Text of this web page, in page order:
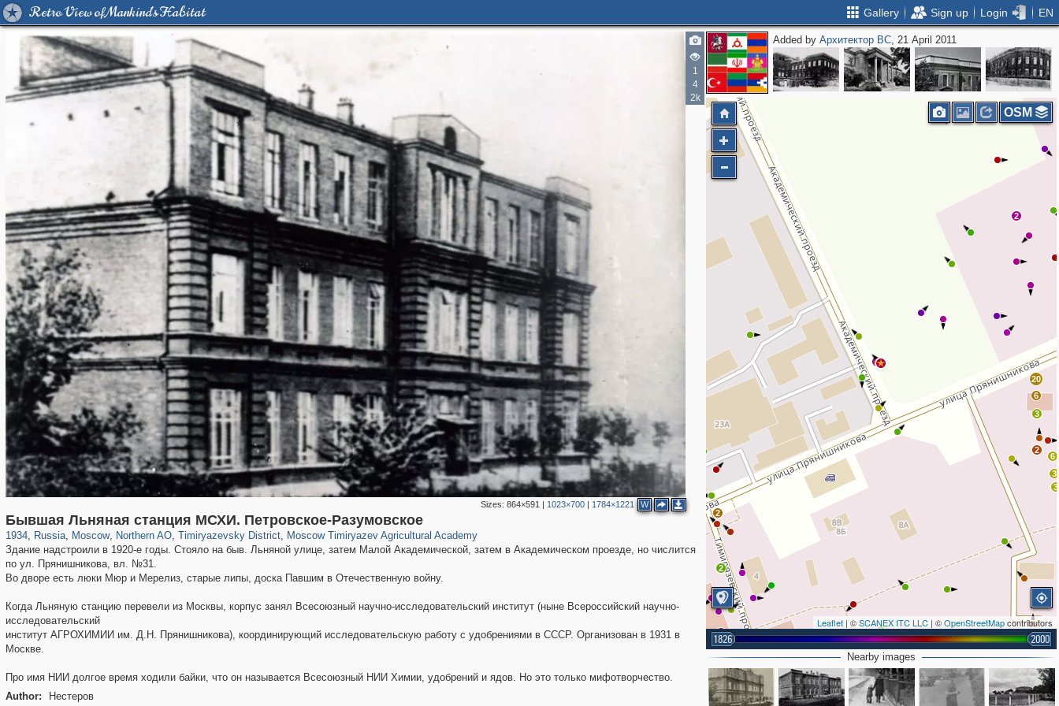
Retro View of Mankind's Habitat Gallery Sign up Login EN
1
4
2k
Sizes: 864×591 | 1023×700| 1784×1221 W
Бывшая Льняная станция МСХИ. Петровское-Разумовское
1934, Russia
1,407,212 29,248
, Moscow
319,878 8,286
, Northern AO
22,544 598
, Timiryazevsky District
2,961 136
, Moscow Timiryazev Agricultural Academy
1,466 90
Здание надстроили в 1920-е годы. Стояло на быв. Льняной улице, затем Малой Академической, затем в Академическом проезде, но числится
по ул. Прянишникова, вл. №31.
Во дворе есть люки Мюр и Мерелиз, старые липы, доска Павшим в Отечественную войну.
Когда Льняную станцию перевели из Москвы, корпус занял Всесоюзный научно-исследовательский институт (ныне Всероссийский научно-
исследовательский
институт АГРОХИМИИ им. Д.Н. Прянишникова), координирующий исследовательскую работу с удобрениями в СССР. Организован в 1931 в
Москве.
Про имя НИИ долгое время ходили байки, что он называется Всесоюзный НИИ Химии, удобрений и ядов. Но это только мифотворчество.
Author:
Нестеров
Added byАрхитектор ВС, 21 April 2011
3
3
3
6
2
2
2
2
2
3
2
20
3
6
Leaflet | ©SCANEX ITC LLC | ©OpenStreetMapcontributors
1826 2000
OSM
Nearby images